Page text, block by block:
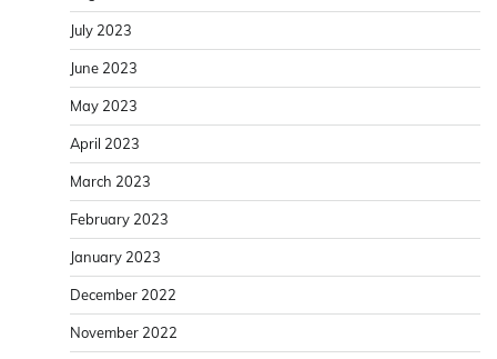
July 2023
June 2023
May 2023
April 2023
March 2023
February 2023
January 2023
December 2022
November 2022